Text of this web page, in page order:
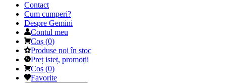
Contact
Cum cumperi?
Despre Gemini
Contul meu
Coș (0)
Produse noi în stoc
Preț isteț, promoții
Coș (0)
Favorite